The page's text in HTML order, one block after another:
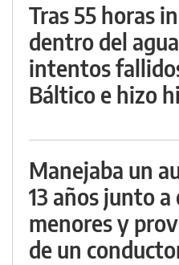
Tras 55 horas
dentro del
intentos
Báltico e hizo
Manejaba un
13 años junto
menores y
de un